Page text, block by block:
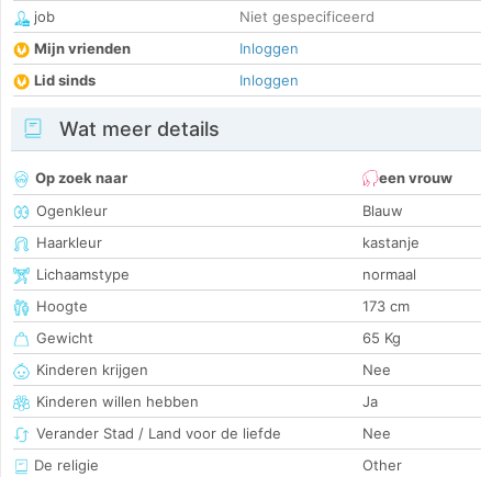
job
Niet gespecificeerd
Mijn vrienden
Inloggen
Lid sinds
Inloggen
Wat meer details
Op zoek naar
een vrouw
Ogenkleur
Blauw
Haarkleur
kastanje
Lichaamstype
normaal
Hoogte
173 cm
Gewicht
65 Kg
Kinderen krijgen
Nee
Kinderen willen hebben
Ja
Verander Stad / Land voor de liefde
Nee
De religie
Other